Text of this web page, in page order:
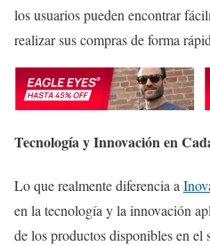
los usuarios pueden encontrar
realizar sus compras de forma
Tecnología y Innovación en
Lo que realmente diferencia a
en la tecnología y la innovación
de los productos disponibles en el